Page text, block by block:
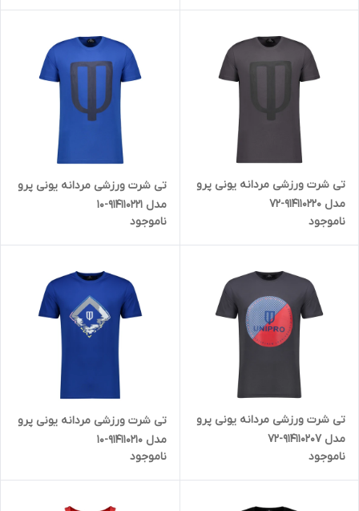
تی شرت ورزشی مردانه یونی پرو
مدل 914110220-72
ناموجود
تی شرت ورزشی مردانه یونی پرو
مدل 914110221-10
ناموجود
تی شرت ورزشی مردانه یونی پرو
مدل 914110207-72
ناموجود
تی شرت ورزشی مردانه یونی پرو
مدل 914110210-10
ناموجود